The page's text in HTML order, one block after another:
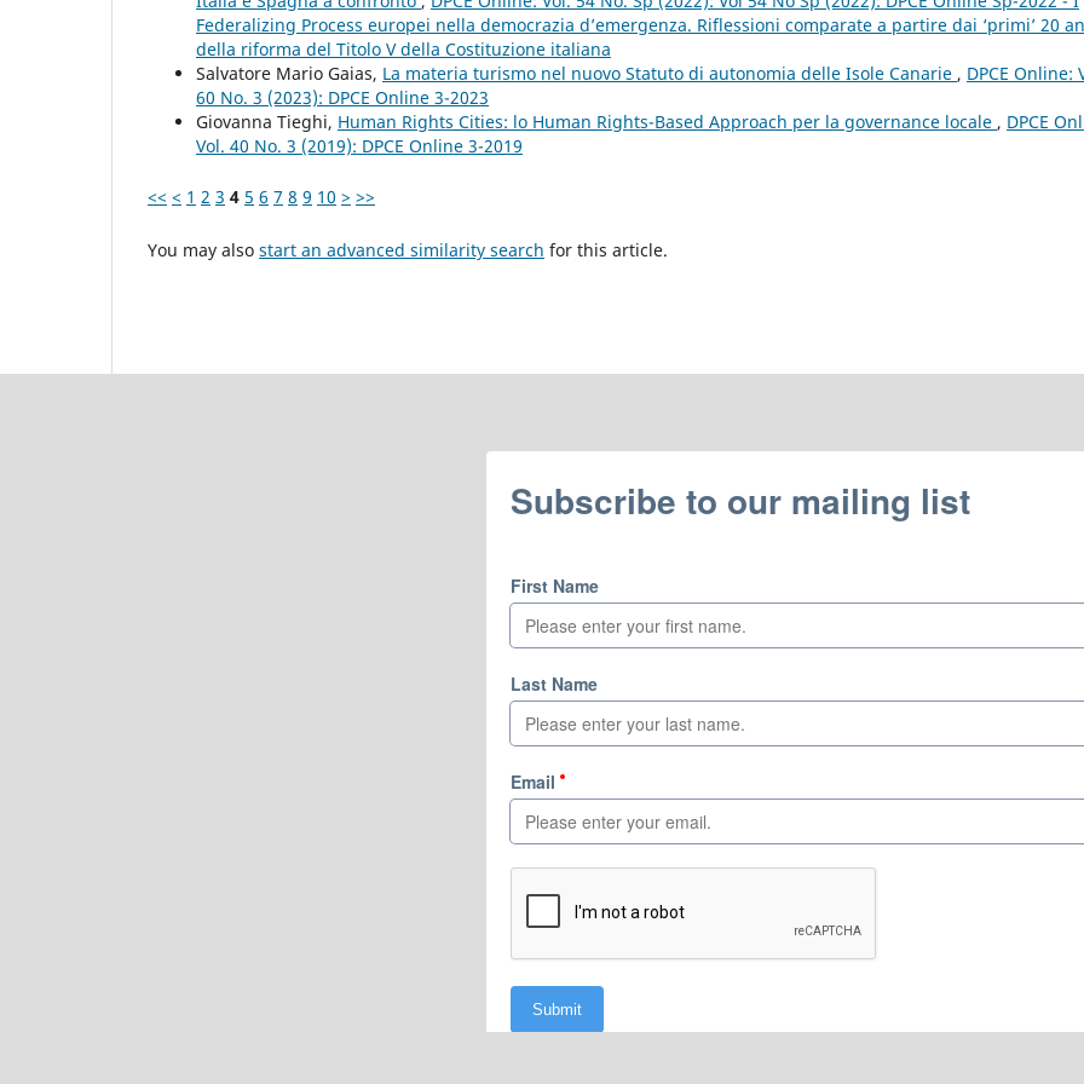
Federalizing Process europei nella democrazia d’emergenza. Riflessioni comparate a partire dai ‘primi’ 20
della riforma del Titolo V della Costituzione italiana
Salvatore Mario Gaias, La materia turismo nel nuovo Statuto di autonomia delle Isole Canarie , DPCE Online:
60 No. 3 (2023): DPCE Online 3-2023
Giovanna Tieghi, Human Rights Cities: lo Human Rights-Based Approach per la governance locale , DPCE
Vol. 40 No. 3 (2019): DPCE Online 3-2019
<< < 1 2 3 4 5 6 7 8 9 10 > >>
You may also start an advanced similarity search for this article.